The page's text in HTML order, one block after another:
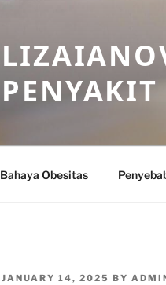
Bahaya Obesitas
POSTED
JANUARY 14, 2025 BY